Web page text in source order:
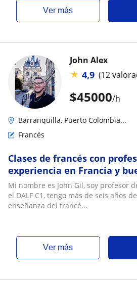
ver más
$45000/h
John Alex
★ 4,9 (12
Barranquilla, Puerto Colombia...
Francés
Clases de francés con
experiencia en Francia y
Mi nombre es John Gil, soy profesor
el DALF C1, tengo más de seis años
enseñanza del francé...
ver más